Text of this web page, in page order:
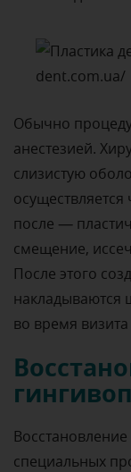
Обычно
анестезией.
слизистую
после —
смещение,
После этого
во время визита
специальных